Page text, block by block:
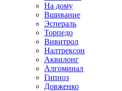
На дому
Вшивание
Эспераль
Торпедо
Вивитрол
Налтрексон
Аквилонг
Алгоминал
Гипноз
Довженко